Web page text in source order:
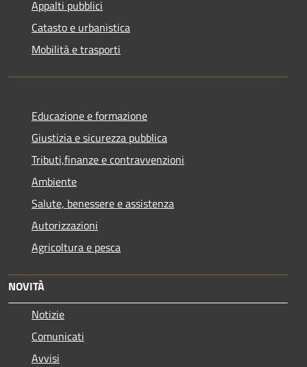
Appalti pubblici
Catasto e urbanistica
Mobilità e trasporti
Educazione e formazione
Giustizia e sicurezza pubblica
Tributi,finanze e contravvenzioni
Ambiente
Salute, benessere e assistenza
Autorizzazioni
Agricoltura e pesca
NOVITÀ
Notizie
Comunicati
Avvisi